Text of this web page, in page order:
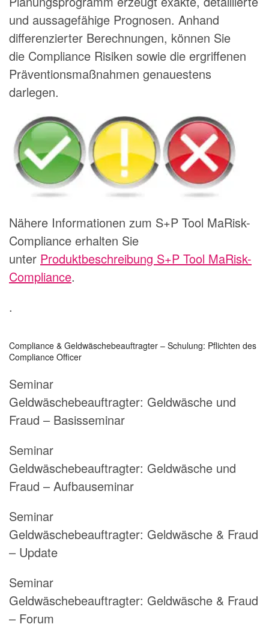
und aussagefähige Prognosen. Anhand
differenzierter Berechnungen, können Sie
die Compliance Risiken sowie die ergriffenen
Präventionsmaßnahmen genauestens
darlegen.
Nähere Informationen zum S+P Tool MaRisk-
Compliance erhalten Sie
unter Produktbeschreibung S+P Tool MaRisk-
Compliance.
.
Compliance & Geldwäschebeauftragter – Schulung: Pflichten des
Compliance Officer
Seminar
Geldwäschebeauftragter: Geldwäsche und
Fraud – Basisseminar
Seminar
Geldwäschebeauftragter: Geldwäsche und
Fraud – Aufbauseminar
Seminar
Geldwäschebeauftragter: Geldwäsche & Fraud
– Update
Seminar
Geldwäschebeauftragter: Geldwäsche & Fraud
– Forum